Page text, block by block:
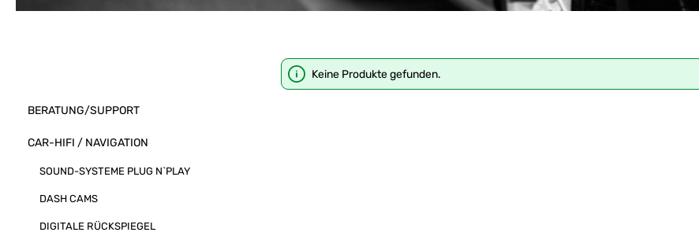
BERATUNG/SUPPORT
CAR-HIFI / NAVIGATION
SOUND-SYSTEME PLUG N`PLAY
DASH CAMS
DIGITALE RÜCKSPIEGEL
Keine Produkte gefunden.